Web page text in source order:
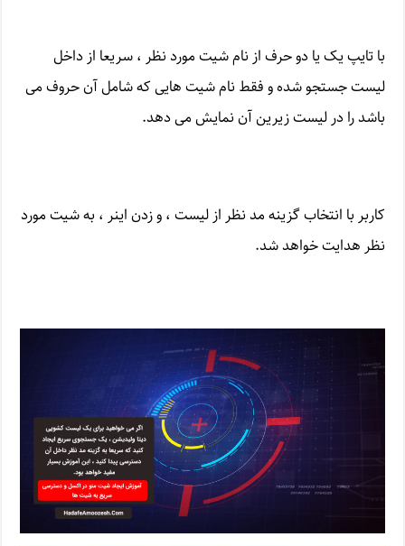
با تایپ یک یا دو حرف از نام شیت مورد نظر ، سریعا از داخل
لیست جستجو شده و فقط نام شیت هایی که شامل آن حروف می
باشد را در لیست زیرین آن نمایش می دهد.
کاربر با انتخاب گزینه مد نظر از لیست ، و زدن اینر ، به شیت مورد
نظر هدایت خواهد شد.